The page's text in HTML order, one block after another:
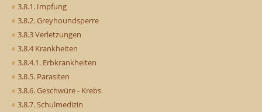
3.8.1. Impfung
3.8.2. Greyhoundsperre
3.8.3 Verletzungen
3.8.4 Krankheiten
3.8.4.1. Erbkrankheiten
3.8.5. Parasiten
3.8.6. Geschwüre - Krebs
3.8.7. Schulmedizin